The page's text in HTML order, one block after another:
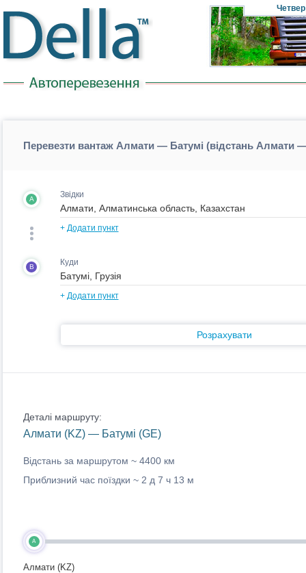
Четвер
Перевезти вантаж Алмати — Батумі (відстань Алмати
A Звідки
+ Додати пункт
B Куди
+ Додати пункт
Розрахувати
Деталі маршруту:
Алмати (KZ) — Батумі (GE)
Відстань за маршрутом ~ 4400 км
Приблизний час поїздки ~ 2 д 7 ч 13 м
A
Алмати (KZ)